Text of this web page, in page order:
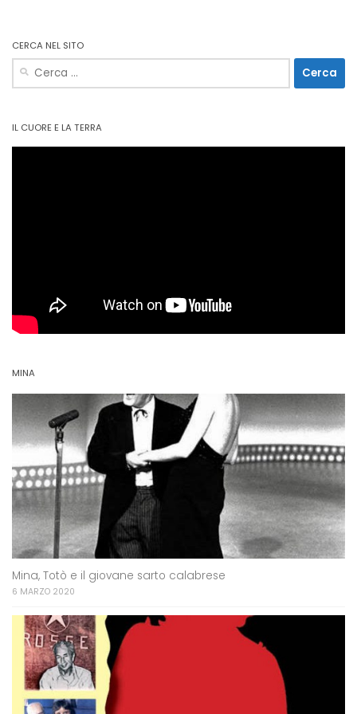
CERCA NEL SITO
Ricerca
per:
IL CUORE E LA TERRA
MINA
Mina, Totò e il giovane sarto calabrese
6 MARZO 2020